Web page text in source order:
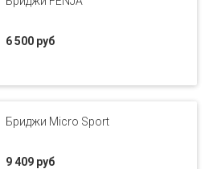
6 500 руб
Бриджи Miсro Sport
9 409 руб